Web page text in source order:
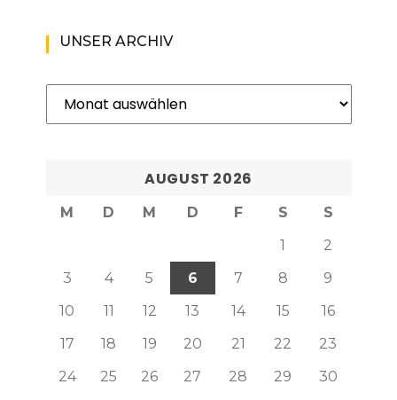
UNSER ARCHIV
Archiv
AUGUST 2026
M D M D F S
S
1
2
3
4 5 6 7 8
9
10
11 12 13 14 15
16
17
18 19 20 21 22
23
24
25 26 27 28 29
30